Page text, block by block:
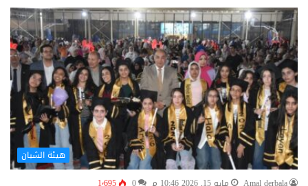
هيئة الشبان
Amal derbala
مايو 15, 2026 10:46 م 0 1٬695